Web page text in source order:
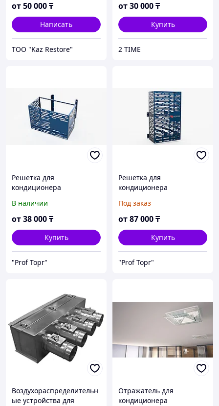
от50 000₸
Написать
ТОО "Kaz Restore"
от30 000₸
Купить
2 TIME
Решетка для
кондиционера
В наличии
от38 000₸
Купить
"Prof Торг"
Решетка для
кондиционера
Под заказ
от87 000₸
Купить
"Prof Торг"
Воздухораспределительн
ые устройства для
Отражатель для
кондиционера